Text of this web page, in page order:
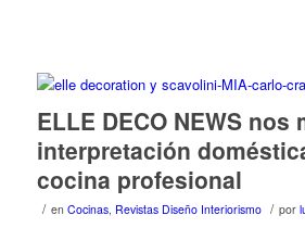
ELLE DECO NEWS nos
interpretación
cocina profesional
/ en Cocinas, Revistas Diseño Interiorismo / por